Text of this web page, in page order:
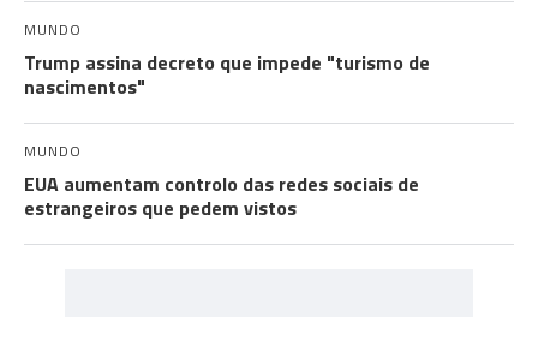
MUNDO
Trump assina decreto que impede "turismo de
nascimentos"
MUNDO
EUA aumentam controlo das redes sociais de
estrangeiros que pedem vistos